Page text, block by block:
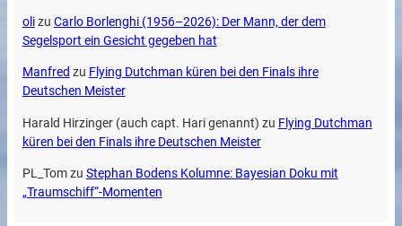
olizu Carlo Borlenghi (1956–2026): Der Mann, der dem
Segelsport ein Gesicht gegeben hat
Manfred zu Flying Dutchman küren bei den Finals ihre
Deutschen Meister
Harald Hirzinger (auch capt. Hari genannt) zu Flying Dutchman
küren bei den Finals ihre Deutschen Meister
PL_Tomzu Stephan Bodens Kolumne: Bayesian Doku mit
„Traumschiff“-Momenten